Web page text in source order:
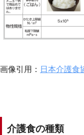
画像引用： 日本介護食
介護食の種類